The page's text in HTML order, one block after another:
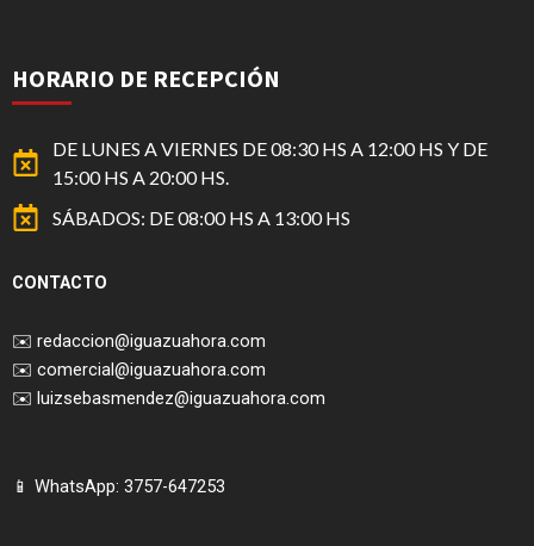
HORARIO DE RECEPCIÓN
DE LUNES A VIERNES DE 08:30 HS A 12:00 HS Y DE
15:00 HS A 20:00 HS.
SÁBADOS: DE 08:00 HS A 13:00 HS
CONTACTO
✉️ redaccion@iguazuahora.com
✉️ comercial@iguazuahora.com
✉️ luizsebasmendez@iguazuahora.com
📱 WhatsApp: 3757-647253